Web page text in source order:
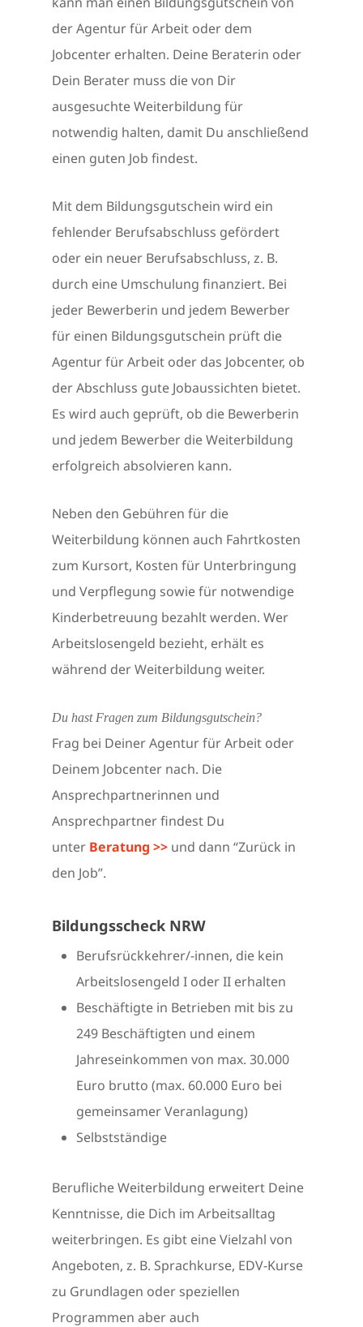
der Agentur für Arbeit oder dem
Jobcenter erhalten. Deine Beraterin oder
Dein Berater muss die von Dir
ausgesuchte Weiterbildung für
notwendig halten, damit Du anschließend
einen guten Job findest.
Mit dem Bildungsgutschein wird ein
fehlender Berufsabschluss gefördert
oder ein neuer Berufsabschluss, z. B.
durch eine Umschulung finanziert. Bei
jeder Bewerberin und jedem Bewerber
für einen Bildungsgutschein prüft die
Agentur für Arbeit oder das Jobcenter, ob
der Abschluss gute Jobaussichten bietet.
Es wird auch geprüft, ob die Bewerberin
und jedem Bewerber die Weiterbildung
erfolgreich absolvieren kann.
Neben den Gebühren für die
Weiterbildung können auch Fahrtkosten
zum Kursort, Kosten für Unterbringung
und Verpflegung sowie für notwendige
Kinderbetreuung bezahlt werden. Wer
Arbeitslosengeld bezieht, erhält es
während der Weiterbildung weiter.
Du hast Fragen zum Bildungsgutschein?
Frag bei Deiner Agentur für Arbeit oder
Deinem Jobcenter nach. Die
Ansprechpartnerinnen und
Ansprechpartner findest Du
unter Beratung >> und dann “Zurück in
den Job”.
Bildungsscheck NRW
Berufsrückkehrer/-innen, die kein
Arbeitslosengeld I oder II erhalten
Beschäftigte in Betrieben mit bis zu
249 Beschäftigten und einem
Jahreseinkommen von max. 30.000
Euro brutto (max. 60.000 Euro bei
gemeinsamer Veranlagung)
Selbstständige
Berufliche Weiterbildung erweitert Deine
Kenntnisse, die Dich im Arbeitsalltag
weiterbringen. Es gibt eine Vielzahl von
Angeboten, z. B. Sprachkurse, EDV-Kurse
zu Grundlagen oder speziellen
Programmen aber auch